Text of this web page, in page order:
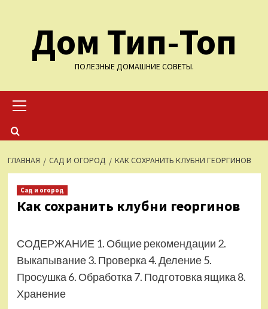
содержимомуДом Тип-Топ
ПОЛЕЗНЫЕ ДОМАШНИЕ СОВЕТЫ.
меню
ГЛАВНАЯ САД И ОГОРОД КАК СОХРАНИТЬ КЛУБНИ ГЕОРГИНОВ
Сад и огород
Как сохранить клубни георгинов
СОДЕРЖАНИЕ 1. Общие рекомендации 2.
Выкапывание 3. Проверка 4. Деление 5.
Просушка 6. Обработка 7. Подготовка ящика 8.
Хранение